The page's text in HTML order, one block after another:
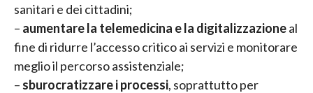
sanitari e dei cittadini;
– aumentare la telemedicina e la digitalizzazioneal
fine di ridurre l’accesso critico ai servizi e monitorare
meglio il percorso assistenziale;
– sburocratizzare i processi, soprattutto per